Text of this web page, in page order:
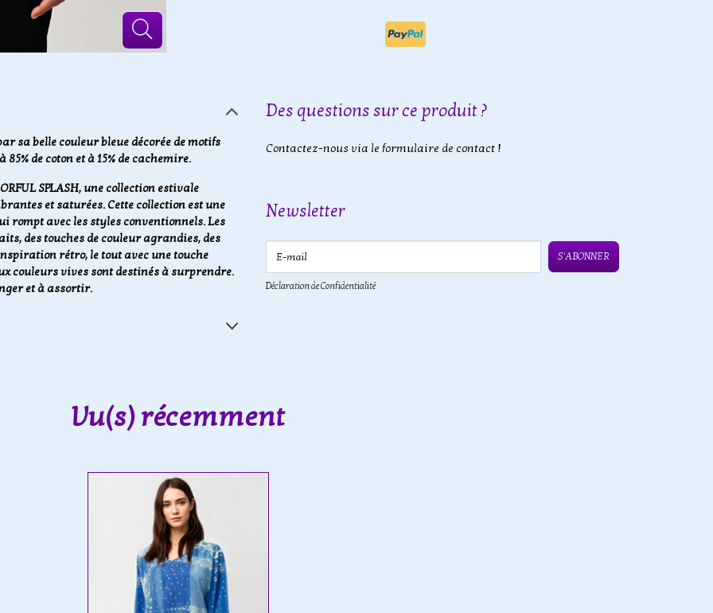
sa belle couleur bleue décorée de motifs
de coton et à 15% de cachemire.
SPLASH, une collection estivale
et saturées. Cette collection est une
rompt avec les styles conventionnels. Les
des touches de couleur agrandies, des
rétro, le tout avec une touche
couleurs vives sont destinés à surprendre.
et à assortir.
Des questions sur ce produit ?
Contactez-nous via le formulaire de contact !
Newsletter
E-mail
S'ABONNER
Déclaration de Confidentialité
Vu(s) récemment